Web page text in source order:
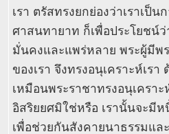
เรา ตรัสทรงยกย่องว่าเราเป็
ศาสนทายาท ก็เพื่อประโยชน์
มั่นคงและแพร่หลาย พระผู้มีพ
ของเรา จึงทรงอนุเคราะห์เร
เหมือนพระราชาทรงอนุเครา
อิสริยยศมิใช่หรือ เรานั้นจะมี
เพื่อช่วยกันสังคายนาธรรมแล